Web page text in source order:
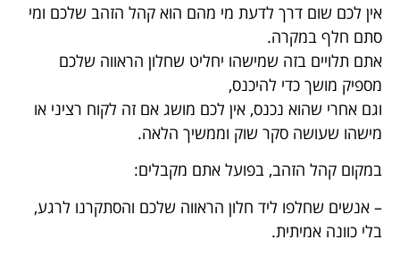
אין לכם שום דרך לדעת מי מהם הוא קהל הזהב שלכם ומי
סתם חלף במקרה.
אתם תלויים בזה שמישהו יחליט שחלון הראווה שלכם
מספיק מושך כדי להיכנס,
וגם אחרי שהוא נכנס, אין לכם מושג אם זה לקוח רציני או
מישהו שעושה סקר שוק וממשיך הלאה.
במקום קהל הזהב, בפועל אתם מקבלים:
– אנשים שחלפו ליד חלון הראווה שלכם והסתקרנו לרגע,
בלי כוונה אמיתית.